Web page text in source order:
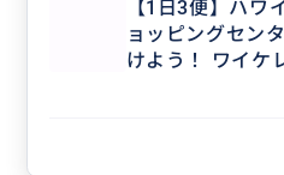
【1日3便】ハワ
ョッピングセン
けよう！ ワイケ